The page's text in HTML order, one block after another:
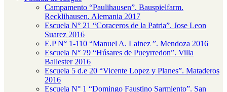
Campamento “Paulihausen”. Bauspielfarm.
Recklihausen. Alemania 2017
Escuela N° 21 “Coraceros de la Patria”. Jose Leon
Suarez 2016
E.P N° 1-110 “Manuel A. Lainez ”. Mendoza 2016
Escuela N° 79 “Húsares de Pueyrredon”. Villa
Ballester 2016
Escuela 5 d.e 20 “Vicente Lopez y Planes”. Mataderos
2016
Escuela N° 1 “Domingo Faustino Sarmiento”. San